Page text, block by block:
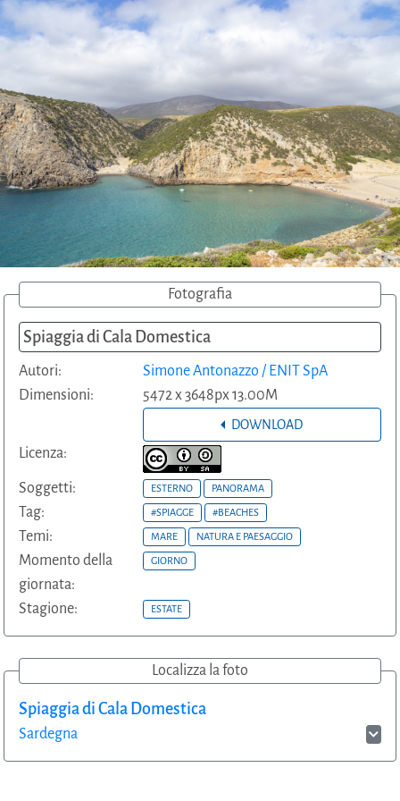
Fotografia
Spiaggia di Cala Domestica
Autori:
Simone Antonazzo / ENIT SpA
Dimensioni:
5472 x 3648px 13.00M
DOWNLOAD
Licenza:
Soggetti: ESTERNO PANORAMA
Tag: #SPIAGGE #BEACHES
Temi: MARE NATURA E PAESAGGIO
Momento della
giornata:
GIORNO
Stagione: ESTATE
Localizza la foto
Spiaggia di Cala Domestica
Sardegna